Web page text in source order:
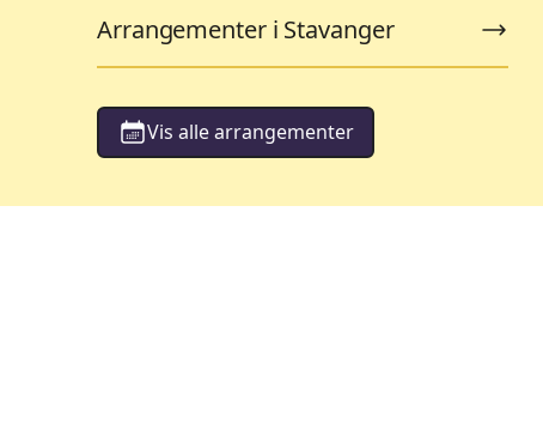
Arrangementer i Stavanger
Vis alle arrangementer